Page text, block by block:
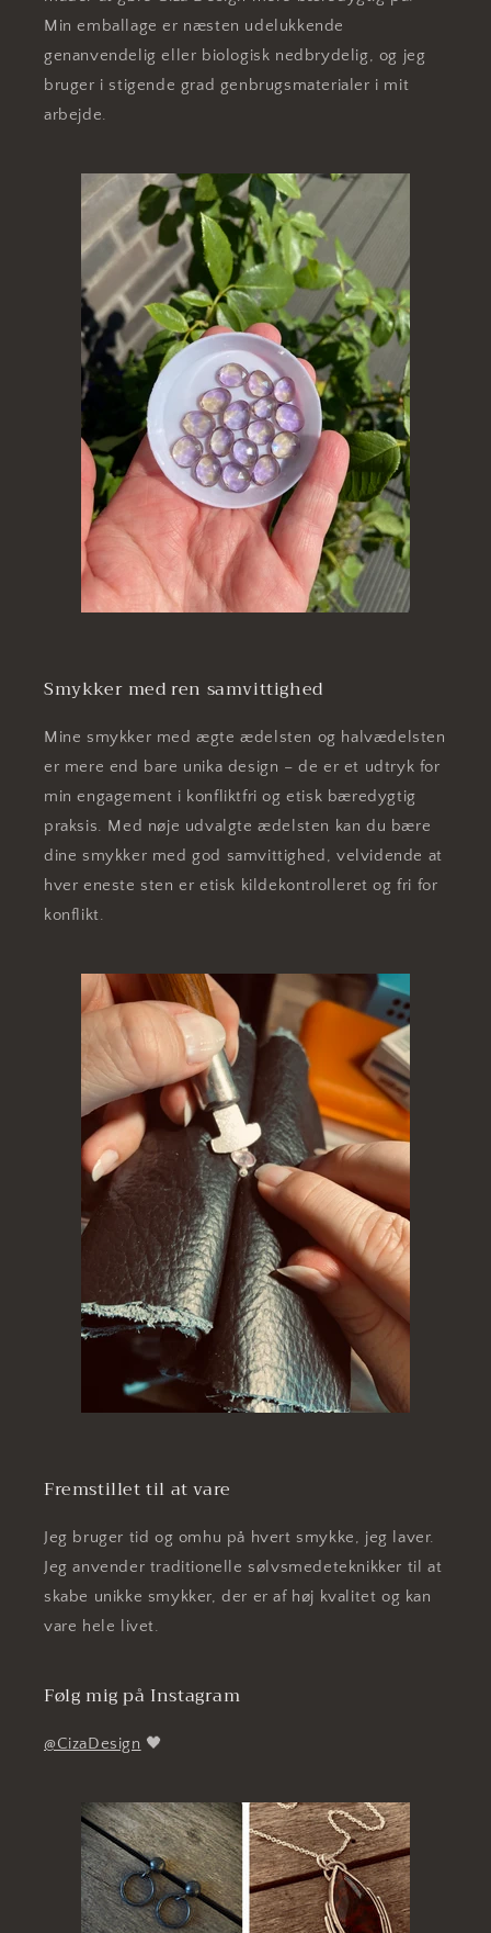
Min emballage er næsten udelukkende
genanvendelig eller biologisk nedbrydelig, og jeg
bruger i stigende grad genbrugsmaterialer i mit
arbejde.
Smykker med ren samvittighed
Mine smykker med ægte ædelsten og halvædelsten
er mere end bare unika design – de er et udtryk for
min engagement i konfliktfri og etisk bæredygtig
praksis. Med nøje udvalgte ædelsten kan du bære
dine smykker med god samvittighed, velvidende at
hver eneste sten er etisk kildekontrolleret og fri for
konflikt.
Fremstillet til at vare
Jeg bruger tid og omhu på hvert smykke, jeg laver.
Jeg anvender traditionelle sølvsmedeteknikker til at
skabe unikke smykker, der er af høj kvalitet og kan
vare hele livet.
Følg mig på Instagram
@CizaDesign 🖤